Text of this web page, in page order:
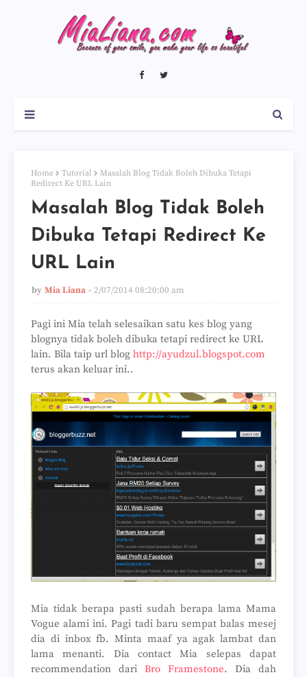
Home Tutorial
Masalah Blog Tidak Boleh Dibuka Tetapi
Redirect Ke URL Lain
Masalah Blog Tidak Boleh
Dibuka Tetapi Redirect Ke
URL Lain
by Mia Liana 2/07/2014 08:20:00 am
Pagi ini Mia telah selesaikan satu kes blog yang
blognya tidak boleh dibuka tetapi redirect ke URL
lain. Bila taip url blog http://ayudzul.blogspot.com
terus akan keluar ini..
Mia tidak berapa pasti sudah berapa lama Mama
Vogue alami ini. Pagi tadi baru sempat balas mesej
dia di inbox fb. Minta maaf ya agak lambat dan
lama menanti. Dia contact Mia selepas dapat
recommendation dari Bro Framestone. Dia dah